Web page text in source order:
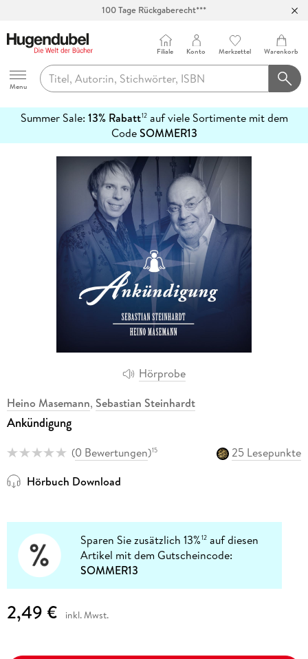
100 Tage Rückgaberecht***
Hugendubel
Menu
Filiale Konto Merkzettel Warenkorb
Summer Sale: 13% Rabatt12auf viele Sortimente mit dem
CodeSOMMER13
erfahren
Hörprobe
Heino Masemann, Sebastian Steinhardt
Ankündigung
(0 Bewertungen)15
25 Lesepunkte
Hörbuch Download
Sparen Sie zusätzlich 13%12 auf diesen
Artikel mit dem Gutscheincode:
SOMMER13
2,49 € inkl. Mwst.